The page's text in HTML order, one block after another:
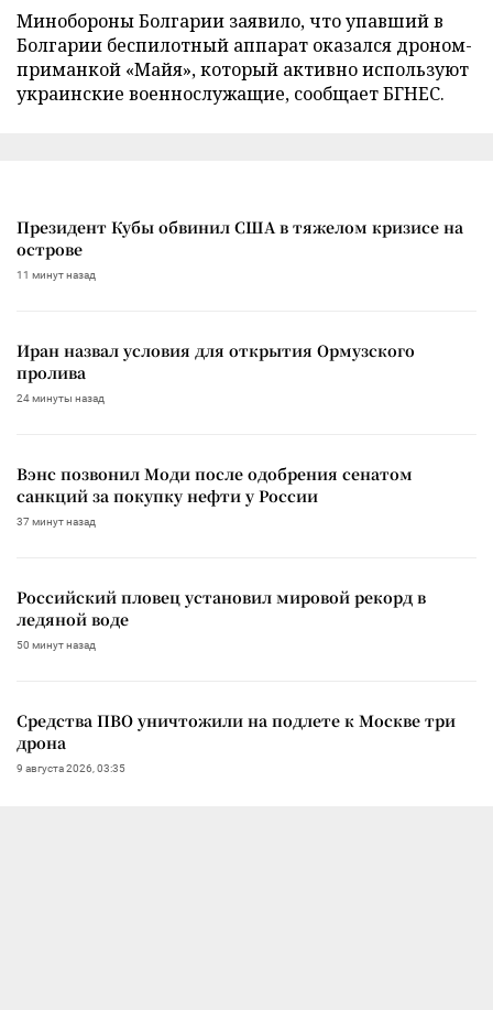
Минобороны Болгарии заявило, что упавший в
Болгарии беспилотный аппарат оказался дроном-
приманкой «Майя», который активно используют
украинские военнослужащие, сообщает БГНЕС.
Президент Кубы обвинил США в тяжелом кризисе на
острове
11 минут назад
Иран назвал условия для открытия Ормузского
пролива
24 минуты назад
Вэнс позвонил Моди после одобрения сенатом
санкций за покупку нефти у России
37 минут назад
Российский пловец установил мировой рекорд в
ледяной воде
50 минут назад
Средства ПВО уничтожили на подлете к Москве три
дрона
9 августа 2026, 03:35